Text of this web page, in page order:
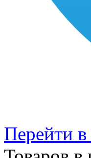
Перейти